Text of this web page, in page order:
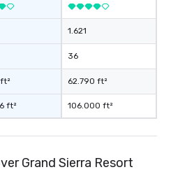
ft²
1.621
36
62.790 ft²
106.000 ft²
Grand Sierra Resort